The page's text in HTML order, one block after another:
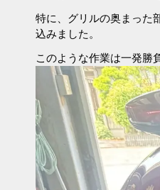
特に、グリルの奥まった
込みました。
このような作業は一発勝